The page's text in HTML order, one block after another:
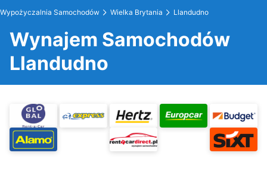
Wypożyczalnia Samochodów Wielka Brytania Llandudno
Wynajem Samochodów
Llandudno